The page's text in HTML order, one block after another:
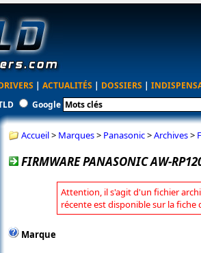
| ACTUALITÉS | DOSSIERS |
Google
Accueil> Marques> Panasonic>Archives>
FIRMWARE PANASONIC AW-
Attention, il s'agit d'un fichier
récente est disponible sur la fiche
Marque